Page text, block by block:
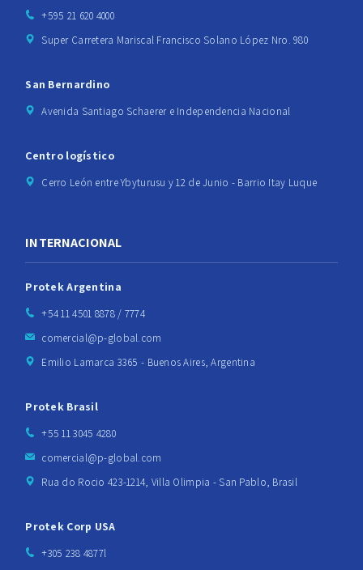
+595 21 620 4000
Super Carretera Mariscal Francisco Solano López Nro. 980
San Bernardino
Avenida Santiago Schaerer e Independencia Nacional
Centro logístico
Cerro León entre Ybyturusu y 12 de Junio - Barrio Itay Luque
INTERNACIONAL
Protek Argentina
+54 11 4501 8878 / 7774
comercial@p-global.com
Emilio Lamarca 3365 - Buenos Aires, Argentina
Protek Brasil
+55 11 3045 4280
comercial@p-global.com
Rua do Rocio 423-1214, Villa Olimpia - San Pablo, Brasil
Protek Corp USA
+305 238 4877l